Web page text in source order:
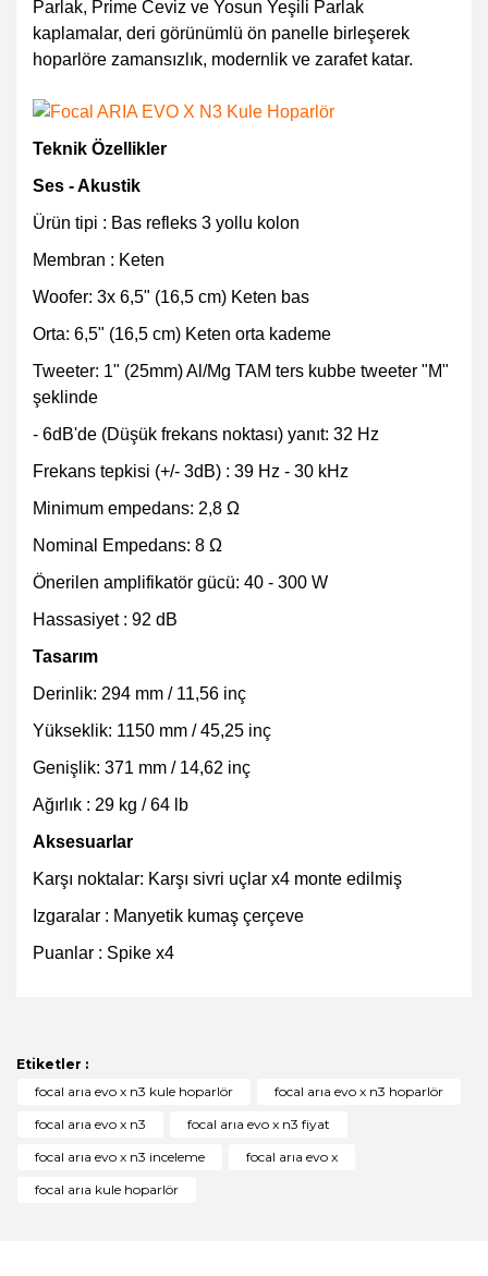
Parlak, Prime Ceviz ve Yosun Yeşili Parlak
kaplamalar, deri görünümlü ön panelle birleşerek
hoparlöre zamansızlık, modernlik ve zarafet katar.
Teknik Özellikler
Ses - Akustik
Ürün tipi : Bas refleks 3 yollu kolon
Membran : Keten
Woofer: 3x 6,5" (16,5 cm) Keten bas
Orta: 6,5" (16,5 cm) Keten orta kademe
Tweeter: 1" (25mm) Al/Mg TAM ters kubbe tweeter "M"
şeklinde
- 6dB'de (Düşük frekans noktası) yanıt: 32 Hz
Frekans tepkisi (+/- 3dB) : 39 Hz - 30 kHz
Minimum empedans: 2,8 Ω
Nominal Empedans: 8 Ω
Önerilen amplifikatör gücü: 40 - 300 W
Hassasiyet : 92 dB
Tasarım
Derinlik: 294 mm / 11,56 inç
Yükseklik: 1150 mm / 45,25 inç
Genişlik: 371 mm / 14,62 inç
Ağırlık : 29 kg / 64 lb
Aksesuarlar
Karşı noktalar: Karşı sivri uçlar x4 monte edilmiş
Izgaralar : Manyetik kumaş çerçeve
Puanlar : Spike x4
Yorum Yaz
Ürün fiyatı diğer sitelerden daha pahalı.
Etiketler :
focal arıa evo x n3 kule hoparlör
focal arıa evo x n3 hoparlör
focal arıa evo x n3
focal arıa evo x n3 fiyat
focal arıa evo x n3 inceleme
focal arıa evo x
focal arıa kule hoparlör